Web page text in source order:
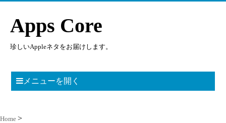
Apps Core
珍しいAppleネタをお届けします。
メニューを開く
Home